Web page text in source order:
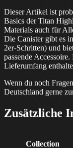
Dieser Artikel ist
Basics der Titan
Materials auch für
Die Canister gibt es
2er-Schritten) und
passende
Lieferumfang
Wenn du noch
Deutschland gerne
Zusätzliche
Collection